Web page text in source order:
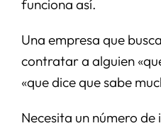
funciona así.
Una empresa que
contratar a alguien
«que dice que sabe
Necesita un número